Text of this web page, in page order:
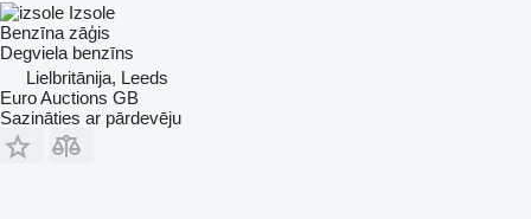
Izsole
Benzīna zāģis
Degviela benzīns
Lielbritānija, Leeds
Euro Auctions GB
Sazināties ar pārdevēju